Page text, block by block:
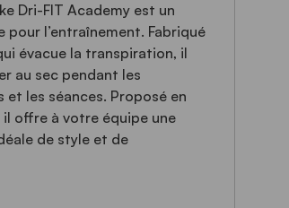
Dri-FIT Academy est un
pour l’entraînement. Fabriqué
évacue la transpiration, il
au sec pendant les
et les séances. Proposé en
il offre à votre équipe une
de style et de